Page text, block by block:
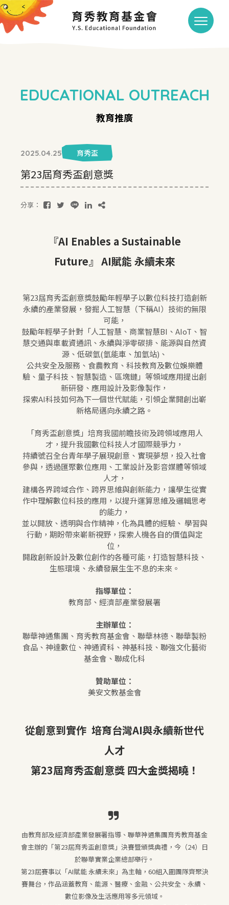
EDUCATIONAL OUTREACH
教育推廣
2025.04.25 育秀盃
第23屆育秀盃創意獎
分享：
『AI Enables a Sustainable
Future』 AI賦能 永續未來
第23屆育秀盃創意獎鼓勵年輕學子以數位科技打造創新
永續的產業發展，發掘人工智慧（下稱AI）技術的無限
可能，
鼓勵年輕學子針對「人工智慧、商業智慧BI、AIoT、智
慧交通與車載資通訊、永續與淨零碳排、能源與自然資
源、低碳氫(氫能車、加氫站)、
公共安全及服務、食農教育、科技教育及數位娛樂體
驗、量子科技、智慧製造、區塊鏈」等領域應用提出創
新研發、應用設計及影像製作，
探索AI科技如何為下一個世代賦能，引領企業開創出嶄
新格局邁向永續之路。
「育秀盃創意獎」培育我國前瞻技術及跨領域應用人
才，提升我國數位科技人才國際競爭力，
持續號召全台青年學子展現創意、實現夢想，投入社會
參與，透過匯聚數位應用、工業設計及影音媒體等領域
人才，
建構各界跨域合作、跨界思維與創新能力，讓學生從實
作中理解數位科技的應用，以提升運算思維及邏輯思考
的能力，
並以開放、透明與合作精神，化為具體的經驗、 學習與
行動，期盼帶來嶄新視野，探索人機各自的價值與定
位，
開啟創新設計及數位創作的各種可能，打造智慧科技、
生態環境、永續發展生生不息的未來。
指導單位：
教育部、經濟部產業發展署
主辦單位：
聯華神通集團、育秀教育基金會、聯華林德、聯華製粉
食品、神達數位、神通資科、神基科技、聯強文化藝術
基金會、聯成化科
贊助單位：
美安文教基金會
從創意到實作 培育台灣AI與永續新世代
人才
第23屆育秀盃創意獎 四大金獎揭曉！
由教育部及經濟部產業發展署指導、聯華神通集團育秀教育基金
會主辦的「第23屆育秀盃創意獎」決賽暨頒獎典禮，今（24）日
於聯華實業企業總部舉行。
第23屆賽事以「AI賦能 永續未來」為主軸，60組入圍團隊齊聚決
賽舞台，作品涵蓋教育、能源、醫療、金融、公共安全、永續、
數位影像及生活應用等多元領域。